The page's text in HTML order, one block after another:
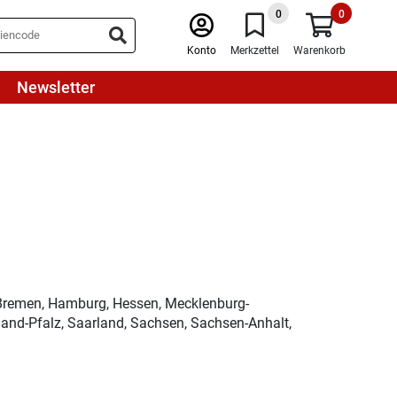
Konto
0
Merkzettel
0
Warenkorb
Newsletter
Hamburg, Hessen, Mecklenburg-
Pfalz, Saarland, Sachsen, Sachsen-Anhalt,